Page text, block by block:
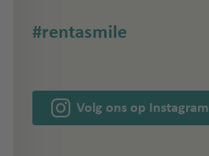
#rentasmile
Volg ons op Instagram